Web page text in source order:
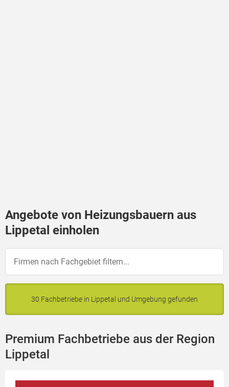
Angebote von Heizungsbauern aus
Lippetal einholen
30 Fachbetriebe in Lippetal und Umgebung gefunden
Premium Fachbetriebe aus der Region
Lippetal